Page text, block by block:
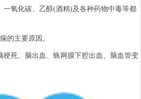
氧化碳、乙醇(酒精)及各种药物中毒等都
主要原因。
死、脑出血、蛛网膜下腔出血、脑血管变